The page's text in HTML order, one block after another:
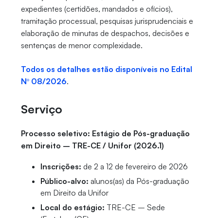
expedientes (certidões, mandados e ofícios),
tramitação processual, pesquisas jurisprudenciais e
elaboração de minutas de despachos, decisões e
sentenças de menor complexidade.
Todos os detalhes estão disponíveis no Edital
Nº 08/2026.
Serviço
Processo seletivo: Estágio de Pós-graduação
em Direito – TRE-CE / Unifor (2026.1)
Inscrições: de 2 a 12 de fevereiro de 2026
Público-alvo: alunos(as) da Pós-graduação
em Direito da Unifor
Local do estágio: TRE-CE – Sede